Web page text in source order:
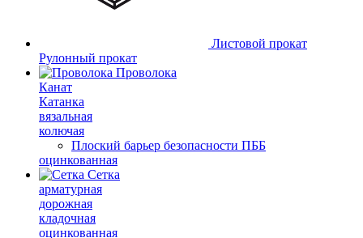
Листовой прокат
Рулонный прокат
Проволока
Канат
Катанка
вязальная
колючая
Плоский барьер безопасности ПББ
оцинкованная
Сетка
арматурная
дорожная
кладочная
оцинкованная